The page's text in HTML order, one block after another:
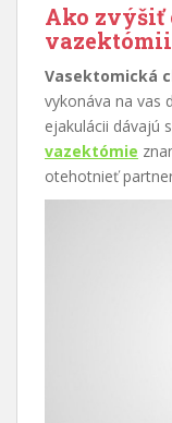
Ako zvýšiť
Vasektomická
vykonáva na vas
ejakulácii dávajú
vazektómie
otehotnieť